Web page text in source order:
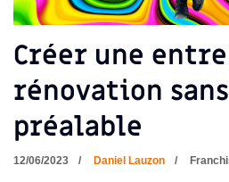
Créer une
rénovation
préalable
12/06/2023 Daniel Lauzon